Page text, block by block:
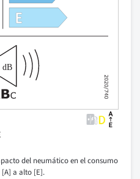
del neumático en el consumo
a alto [E].